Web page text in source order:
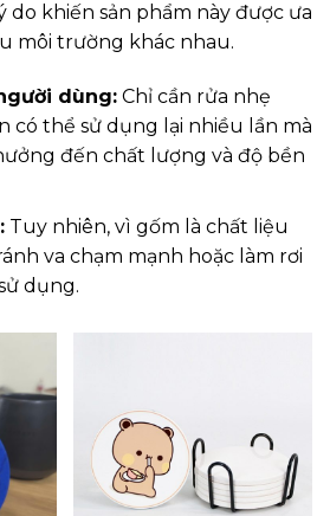
khiến sản phẩm này được ưa
môi trường khác nhau.
dùng:Chỉ cần rửa nhẹ
có thể sử dụng lại nhiều lần mà
đến chất lượng và độ bền
Tuy nhiên, vì gốm là chất liệu
va chạm mạnh hoặc làm rơi
dụng.